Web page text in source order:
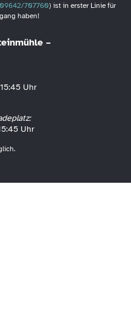
09642/707760) ist in erster Linie für
haben!
–
Uhr
Uhr